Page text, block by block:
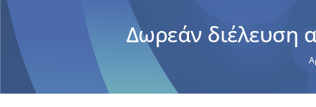
Δωρεάν διέλευση